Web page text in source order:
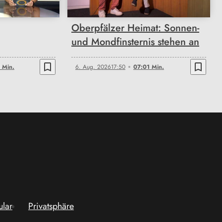
bookmark_border
Oberpfälzer Heimat: Sonnen-
und Mondfinsternis stehen an
6. Aug. 202617:50 07:01 Min. bookmark_border
Privatsphäre